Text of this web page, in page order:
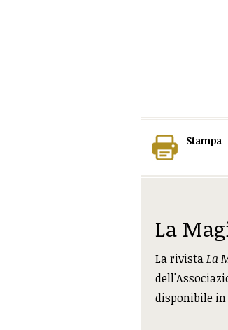
Stampa
La
La rivistaLa
disponibile